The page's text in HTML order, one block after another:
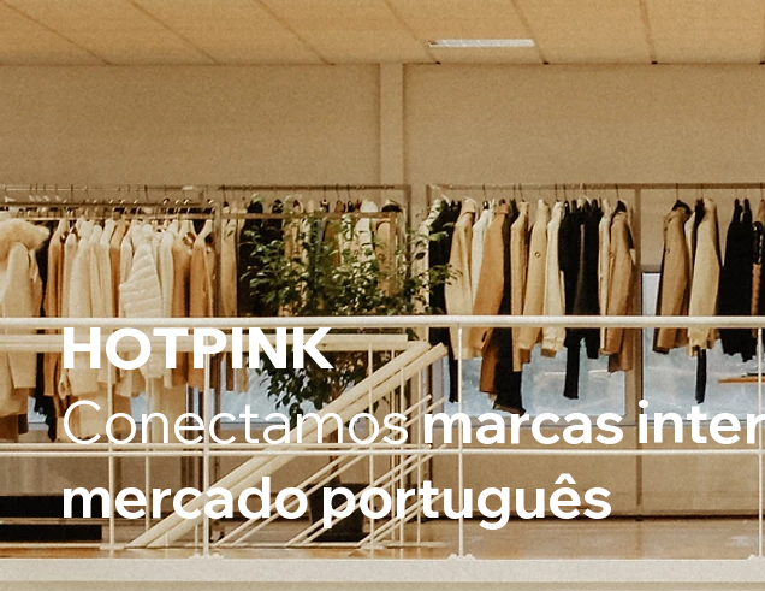
HOTPINK
Conectamosmarcas
mercado português